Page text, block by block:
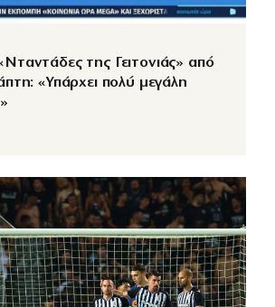
της Γειτονιάς» από
«Υπάρχει πολύ μεγάλη